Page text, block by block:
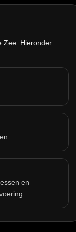
Zee. Hieronder
en